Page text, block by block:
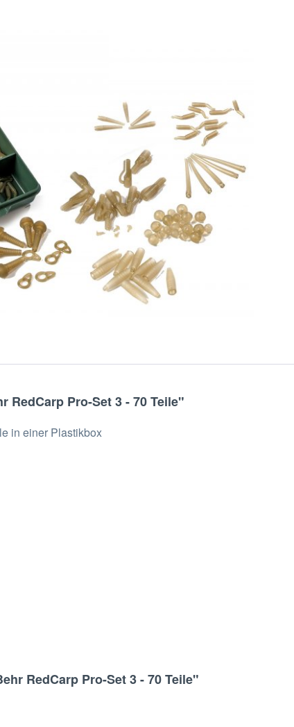
Pro-Set 3 - 70 Teile"
in einer Plastikbox
RedCarp Pro-Set 3 - 70 Teile"